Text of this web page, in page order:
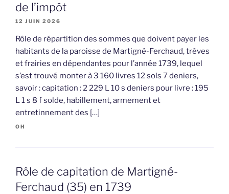
de l’impôt
12 JUIN 2026
Rôle de répartition des sommes que doivent payer les
habitants de la paroisse de Martigné-Ferchaud, trèves
et frairies en dépendantes pour l’année 1739, lequel
s’est trouvé monter à 3 160 livres 12 sols 7 deniers,
savoir : capitation : 2 229 L 10 s deniers pour livre : 195
L 1 s 8 f solde, habillement, armement et
entretinnement des […]
OH
Rôle de capitation de Martigné-
Ferchaud (35) en 1739